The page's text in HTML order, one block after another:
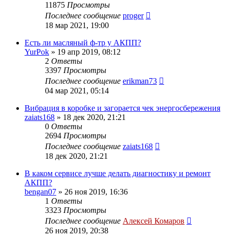
11875 Просмотры
Последнее сообщение proger
18 мар 2021, 19:00
Есть ли масляный ф-тр у АКПП?
YurPok » 19 апр 2019, 08:12
2 Ответы
3397 Просмотры
Последнее сообщение erikman73
04 мар 2021, 05:14
Вибрация в коробке и загорается чек энергосбережения
zaiats168 » 18 дек 2020, 21:21
0 Ответы
2694 Просмотры
Последнее сообщение zaiats168
18 дек 2020, 21:21
В каком сервисе лучше делать диагностику и ремонт
АКПП?
bengan07 » 26 ноя 2019, 16:36
1 Ответы
3323 Просмотры
Последнее сообщение Алексей Комаров
26 ноя 2019, 20:38